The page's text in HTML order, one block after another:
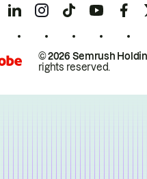
© 2026 Semrush
rights reserved.